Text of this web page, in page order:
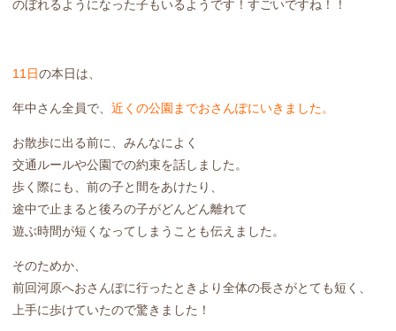
のぼれるようになった子もいるようです！すごいですね！！
11日の本日は、
年中さん全員で、 近くの公園までおさんぽにいきました。
お散歩に出る前に、みんなによく
交通ルールや公園での約束を話しました。
歩く際にも、前の子と間をあけたり、
途中で止まると後ろの子がどんどん離れて
遊ぶ時間が短くなってしまうことも伝えました。
そのためか、
前回河原へおさんぽに行ったときより全体の長さがとても短く、
上手に歩けていたので驚きました！